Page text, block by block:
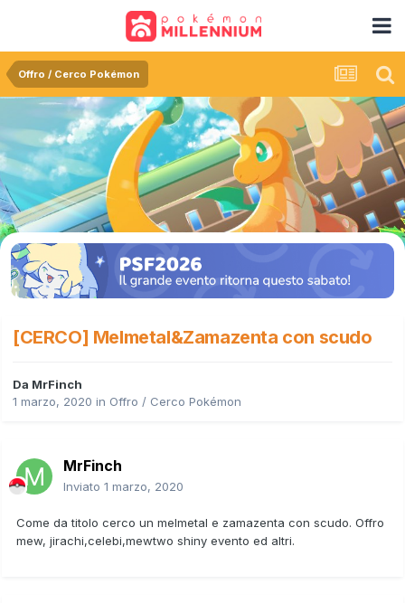
Offro / Cerco Pokémon
[CERCO] Melmetal&Zamazenta con scudo
Da MrFinch
1 marzo, 2020 in Offro / Cerco Pokémon
MrFinch
Inviato 1 marzo, 2020
Come da titolo cerco un melmetal e zamazenta con scudo. Offro
mew, jirachi,celebi,mewtwo shiny evento ed altri.